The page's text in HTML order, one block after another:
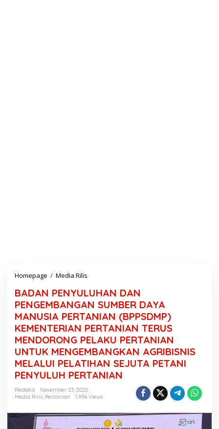
Homepage / Media Rilis
D
A
N
P
E
N
Y
U
L
U
H
N
A
BADAN PENYULUHAN DAN
PENGEMBANGAN SUMBER DAYA
MANUSIA PERTANIAN (BPPSDMP)
KEMENTERIAN PERTANIAN TERUS
MENDORONG PELAKU PERTANIAN
UNTUK MENGEMBANGKAN AGRIBISNIS
MELALUI PELATIHAN SEJUTA PETANI
PENYULUH PERTANIAN
Redaksi
November 23, 2022
Media Rilis, Pertanian 1,996 Views